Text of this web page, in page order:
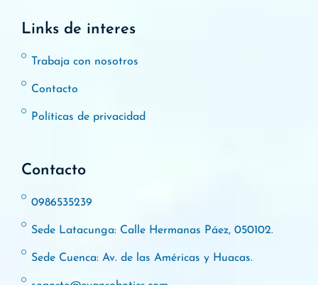
Links de interes
Trabaja con nosotros
Contacto
Políticas de privacidad
Contacto
0986535239
Sede Latacunga: Calle Hermanas Páez, 050102.
Sede Cuenca: Av. de las Américas y Huacas.